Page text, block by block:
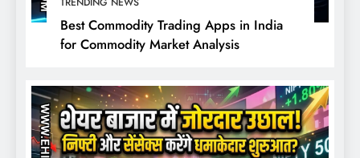
Best Commodity Trading Apps in India
for Commodity Market Analysis